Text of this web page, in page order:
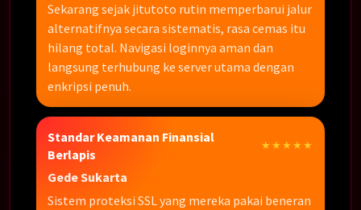
Sekarang sejak jitutoto rutin memperbarui jalur
alternatifnya secara sistematis, rasa cemas itu
hilang total. Navigasi loginnya aman dan
langsung terhubung ke server utama dengan
enkripsi penuh.
Standar Keamanan Finansial
Berlapis
★★★★★
Gede Sukarta
Sistem proteksi SSL yang mereka pakai beneran